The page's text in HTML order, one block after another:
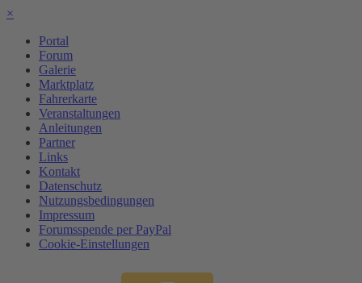
×
Portal
Forum
Galerie
Marktplatz
Fahrerkarte
Veranstaltungen
Anleitungen
Partner
Links
Kontakt
Datenschutz
Nutzungsbedingungen
Impressum
Forumsspende per PayPal
Cookie-Einstellungen